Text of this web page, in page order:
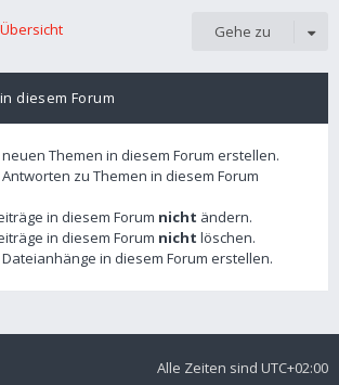
Gehe zu
diesem Forum
neuen Themen in diesem Forum erstellen.
Antworten zu Themen in diesem Forum
in diesem Forum nicht ändern.
in diesem Forum nicht löschen.
Dateianhänge in diesem Forum erstellen.
Alle Zeiten sind UTC+02:00